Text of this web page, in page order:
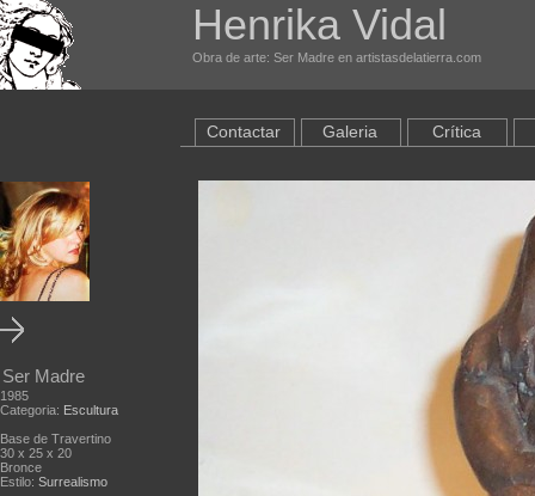
Henrika Vidal
Obra de arte: Ser Madre en artistasdelatierra.com
Ser Madre
1985
Categoria: Escultura
Base de Travertino
30 x 25 x 20
Bronce
Estilo: Surrealismo
Contactar Galeria Crítica